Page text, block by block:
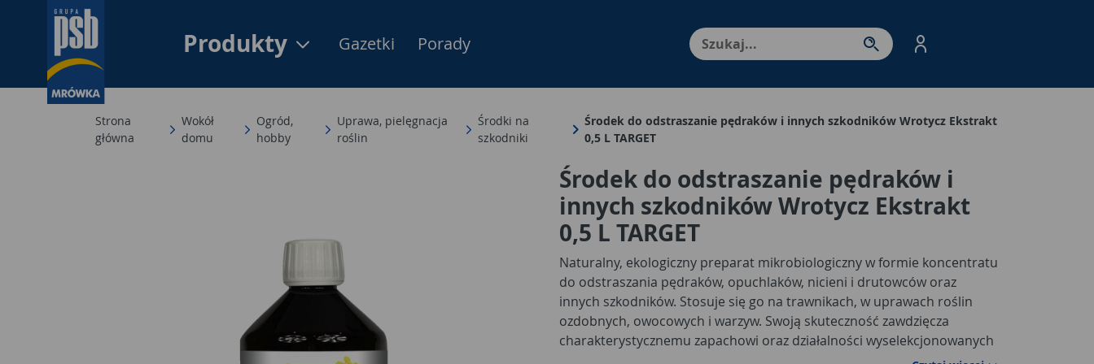
Produkty Menu Produktów, nawigacja: Enter - przejdź do strony produktów. Spacja – otwórz/
Gazetki Porady
Strona
główna
Wokół
domu
Ogród,
hobby
Uprawa, pielęgnacja
roślin
Środki na
szkodniki
Środek do odstraszanie pędraków i innych szkodników Wrotycz Ekstrakt
0,5 L TARGET
Środek do odstraszanie pędraków i
innych szkodników Wrotycz Ekstrakt
0,5 L TARGET
Naturalny, ekologiczny preparat mikrobiologiczny w formie koncentratu
do odstraszania pędraków, opuchlaków, nicieni i drutowców oraz
innych szkodników. Stosuje się go na trawnikach, w uprawach roślin
ozdobnych, owocowych i warzyw. Swoją skuteczność zawdzięcza
charakterystycznemu zapachowi oraz działalności wyselekcjonowanych
mikroorganizmów, które odstraszają szkodniki z gleby, zmuszają je do